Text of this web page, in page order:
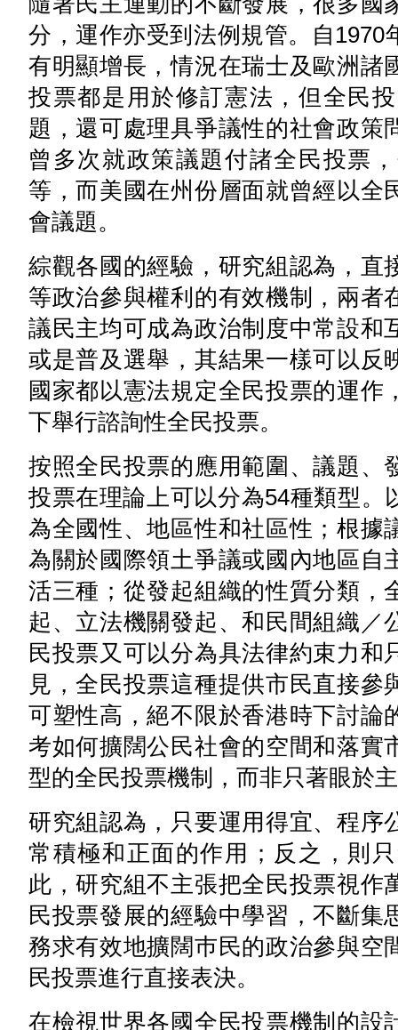
分，運作亦受到法例規管。自
有明顯增長，情況在瑞士及歐洲諸
投票都是用於修訂憲法，但全民
題，還可處理具爭議性的社會政策
曾多次就政策議題付諸全民投票
等，而美國在州份層面就曾經以全
會議題。
綜觀各國的經驗，研究組認為，直
等政治參與權利的有效機制，兩者
議民主均可成為政治制度中常設和
或是普及選舉，其結果一樣可以反
國家都以憲法規定全民投票的運
下舉行諮詢性全民投票。
按照全民投票的應用範圍、議題、
投票在理論上可以分為54種類型
為全國性、地區性和社區性；根據
為關於國際領土爭議或國內地區自
活三種；從發起組織的性質分類，
起、立法機關發起、和民間組織／
民投票又可以分為具法律約束力
見，全民投票這種提供市民直接
可塑性高，絕不限於香港時下討論
考如何擴闊公民社會的空間和落實
型的全民投票機制，而非只著眼於
研究組認為，只要運用得宜、程序
常積極和正面的作用；反之，則
此，研究組不主張把全民投票視作
民投票發展的經驗中學習，不斷
務求有效地擴闊巿民的政治參與空
民投票進行直接表決。
在檢視世界各國全民投票機制的設